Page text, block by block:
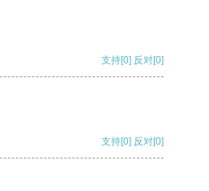
支持[0] 反对[0]
支持[0] 反对[0]